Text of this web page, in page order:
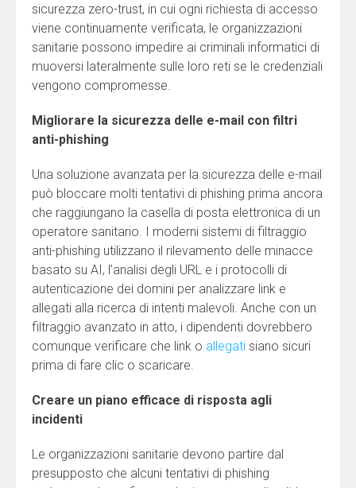
sicurezza zero-trust, in cui ogni richiesta di accesso
viene continuamente verificata, le organizzazioni
sanitarie possono impedire ai criminali informatici di
muoversi lateralmente sulle loro reti se le credenziali
vengono compromesse.
Migliorare la sicurezza delle e-mail con filtri
anti-phishing
Una soluzione avanzata per la sicurezza delle e-mail
può bloccare molti tentativi di phishing prima ancora
che raggiungano la casella di posta elettronica di un
operatore sanitario. I moderni sistemi di filtraggio
anti-phishing utilizzano il rilevamento delle minacce
basato su AI, l’analisi degli URL e i protocolli di
autenticazione dei domini per analizzare link e
allegati alla ricerca di intenti malevoli. Anche con un
filtraggio avanzato in atto, i dipendenti dovrebbero
comunque verificare che link o allegati siano sicuri
prima di fare clic o scaricare.
Creare un piano efficace di risposta agli
incidenti
Le organizzazioni sanitarie devono partire dal
presupposto che alcuni tentativi di phishing